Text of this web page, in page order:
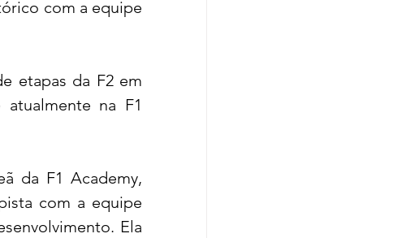
com a equipe
etapas da F2 em
na F1
com a equipe
Ela